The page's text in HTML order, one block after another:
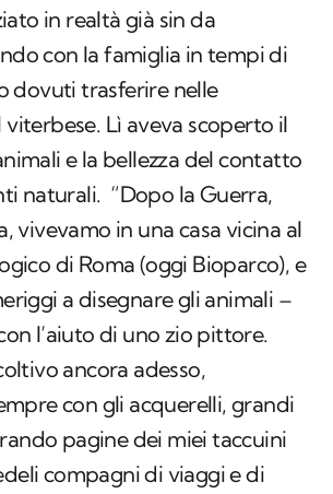
in realtà già sin da
con la famiglia in tempi di
dovuti trasferire nelle
Lì aveva scoperto il
e la bellezza del contatto
naturali. “Dopo la Guerra,
vivevamo in una casa vicina al
di Roma (oggi Bioparco), e
a disegnare gli animali –
l’aiuto di uno zio pittore.
ancora adesso,
con gli acquerelli, grandi
pagine dei miei taccuini
compagni di viaggi e di